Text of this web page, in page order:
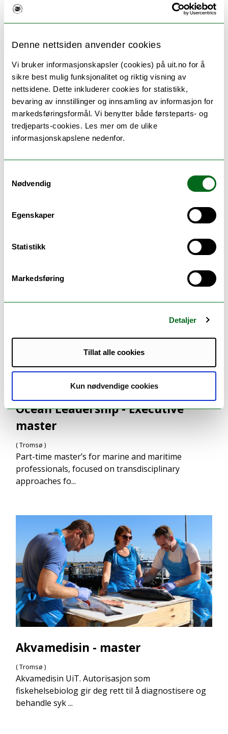
Denne nettsiden anvender cookies
Vi bruker informasjonskapsler (cookies) på uit.no for å
sikre best mulig funksjonalitet og riktig visning av
nettsidene. Dette inkluderer cookies for statistikk,
bevaring av innstillinger og innsamling av informasjon for
markedsføringsformål. Vi benytter både førsteparts- og
tredjeparts-cookies. Les mer om de ulike
informasjonskapslene nedenfor.
Nødvendig
Egenskaper
Statistikk
Markedsføring
Detaljer
Tillat alle cookies
Kun nødvendige cookies
Seks gode grunner til å velge UiT
utvekslingsmuligheter, et inkluderende
kulturopplevelser – det er noe av det som gjør UiT
ANDRE STUDIER DU KANSKJE VIL LIKE
Ocean Leadership - Executive
master
( Tromsø )
Part-time master’s for marine and maritime
professionals, focused on transdisciplinary
approaches fo...
Akvamedisin - master
( Tromsø )
Akvamedisin UiT. Autorisasjon som
fiskehelsebiolog gir deg rett til å diagnostisere og
behandle syk ...